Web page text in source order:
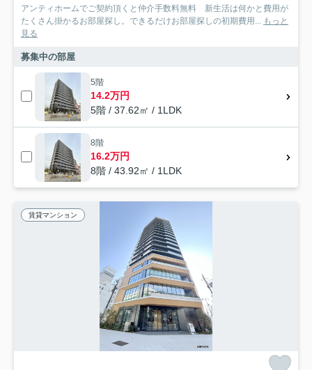
アンティホームでご契約頂くと仲介手数料無料 新生活は何かと費用が
たくさん掛かるお部屋探し。できるだけお部屋探しの初期費用... もっと
見る
募集中の部屋
5階
14.2万円
5階 / 37.62㎡ / 1LDK
8階
16.2万円
8階 / 43.92㎡ / 1LDK
賃貸マンション